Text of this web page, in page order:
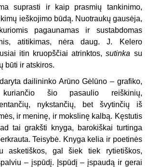
suprasti ir kaip prasmių tankinimo,
ieškojimo būdą. Nuotraukų gausėja,
pagaunamas ir sustabdomas
atitikimas, nėra daug. J. Kelero
itin kruopščiai atrinktos,sutinka su
būti ir atskiros.
dailininko Arūno Gėlūno – grafiko,
kuriančio šio pasaulio reiškinių,
nykstančių, bet švytinčių iš
ir meninę, ir mokslinę kalbą. Kęstutis
tai grakšti knyga, barokiškai turtinga
Teisybė. Knyga kelia ir poetinės
asketiškos, gal šiek tiek rytietiškos,
– įspūdį. Įspūdį – įspaudą ir gerai